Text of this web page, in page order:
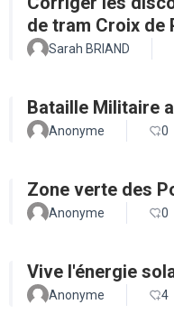
de tram Croix de
Sarah BRIAND
Bataille Militaire
Anonyme 0
Zone verte des
Anonyme 0
Vive l'énergie
Anonyme 4